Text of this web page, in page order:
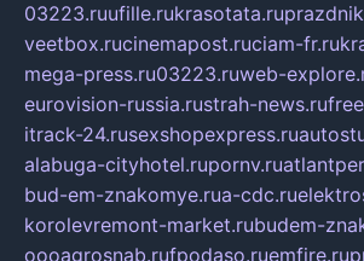
03223.ruufille.rukrasotata.ru
veetbox.rucinemapost.ruciam-fr.ru
mega-press.ru03223.ruweb-
eurovision-russia.rustrah-news.ru
itrack-24.rusexshopexpress.ru
alabuga-cityhotel.rupornv.ru
bud-em-znakomye.rua-cdc.ru
korolevremont-market.rubudem-
oooagrosnab.rufpodaso.ruemfire.ru